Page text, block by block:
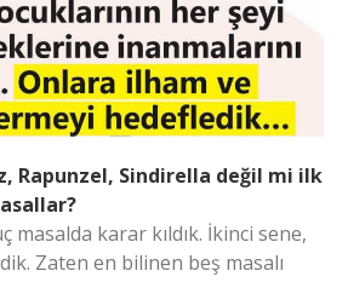
Rapunzel, Sindirella değil mi ilk
masalda karar kıldık. İkinci sene,
Zaten en bilinen beş masalı